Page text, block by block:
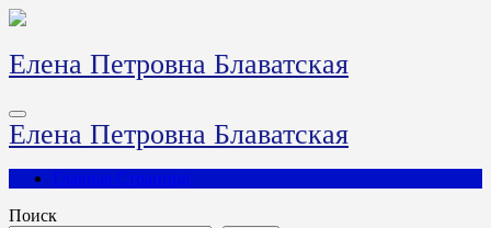
Перейти
содержимому
Елена Петровна Блаватская
Елена Петровна Блаватская
Главная Страница
Поиск